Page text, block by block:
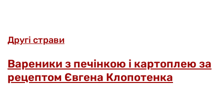
Другі страви
Вареники з печінкою і картоплею за
рецептом Євгена Клопотенка